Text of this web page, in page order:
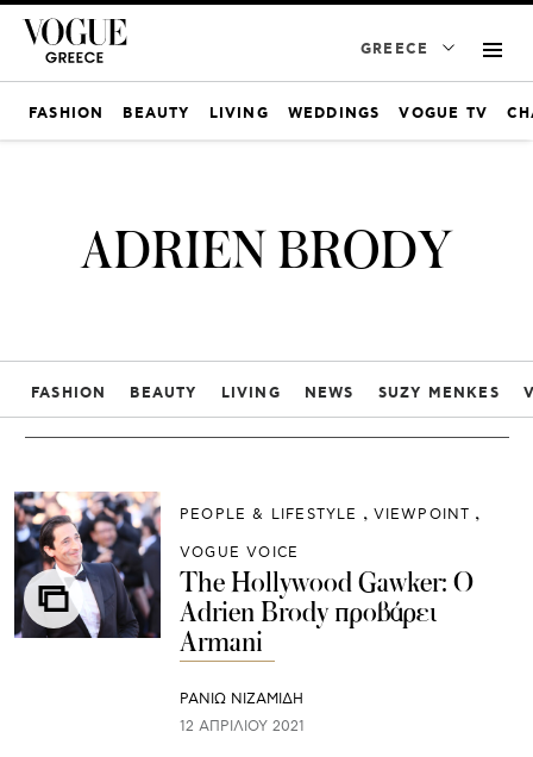
GREECE
FASHION BEAUTY LIVING WEDDINGS VOGUE TV
ADRIEN BRODY
FASHION BEAUTY LIVING NEWS SUZY MENKES
PEOPLE & LIFESTYLE VIEWPOINT
VOGUE VOICE
The Hollywood Gawker: Ο
Adrien Brody προβάρει
Armani
ΡΑΝΙΏ ΝΙΖΑΜΊΔΗ
12 ΑΠΡΙΛΊΟΥ 2021